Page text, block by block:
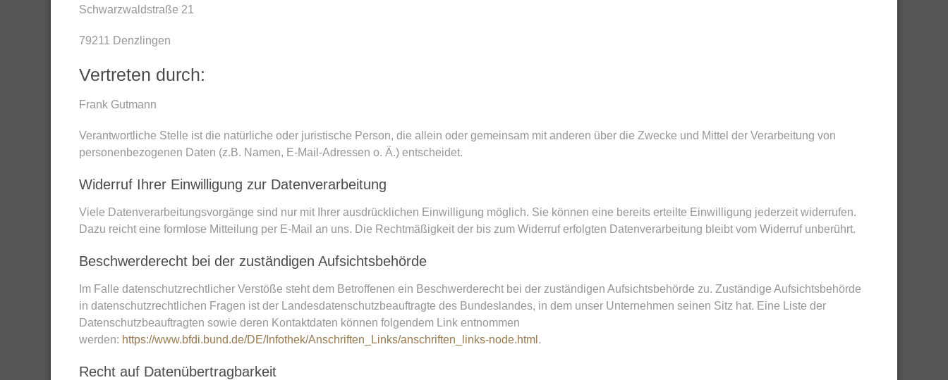
Schwarzwaldstraße 21
79211 Denzlingen
Vertreten durch:
Frank Gutmann
Verantwortliche Stelle ist die natürliche oder juristische Person, die allein oder gemeinsam mit anderen über die Zwecke und Mittel der Verarbeitung von
personenbezogenen Daten (z.B. Namen, E-Mail-Adressen o. Ä.) entscheidet.
Widerruf Ihrer Einwilligung zur Datenverarbeitung
Viele Datenverarbeitungsvorgänge sind nur mit Ihrer ausdrücklichen Einwilligung möglich. Sie können eine bereits erteilte Einwilligung jederzeit widerrufen.
Dazu reicht eine formlose Mitteilung per E-Mail an uns. Die Rechtmäßigkeit der bis zum Widerruf erfolgten Datenverarbeitung bleibt vom Widerruf unberührt.
Beschwerderecht bei der zuständigen Aufsichtsbehörde
Im Falle datenschutzrechtlicher Verstöße steht dem Betroffenen ein Beschwerderecht bei der zuständigen Aufsichtsbehörde zu. Zuständige Aufsichtsbehörde
in datenschutzrechtlichen Fragen ist der Landesdatenschutzbeauftragte des Bundeslandes, in dem unser Unternehmen seinen Sitz hat. Eine Liste der
Datenschutzbeauftragten sowie deren Kontaktdaten können folgendem Link entnommen
werden: https://www.bfdi.bund.de/DE/Infothek/Anschriften_Links/anschriften_links-node.html .
Recht auf Datenübertragbarkeit